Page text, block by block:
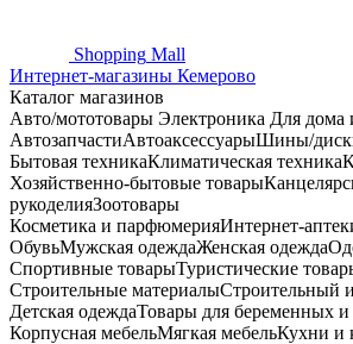
Shopping Mall
Интернет-магазины Кемерово
Каталог магазинов
Авто/мототовары Электроника Для дома
АвтозапчастиАвтоаксессуарыШины/
Бытовая техникаКлиматическая техника
Хозяйственно-бытовые товары
рукоделияЗоотовары
Косметика и парфюмерияИнтернет-
ОбувьМужская одеждаЖенская одежда
Спортивные товарыТуристические
Строительные материалыСтроительный
Детская одеждаТовары для беременных
Корпусная мебельМягкая мебельКухни и